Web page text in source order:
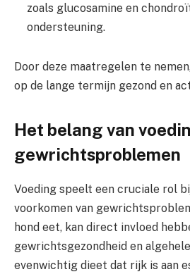
zoals glucosamine en
ondersteuning.
Door deze maatregelen te
op de lange termijn gezond en
Het belang van
gewrichtsproblemen
Voeding speelt een cruciale rol
voorkomen van
hond eet, kan direct invloed
gewrichtsgezondheid en
evenwichtig dieet dat rijk is aan